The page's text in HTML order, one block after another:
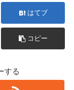
はてブ
コピー
する